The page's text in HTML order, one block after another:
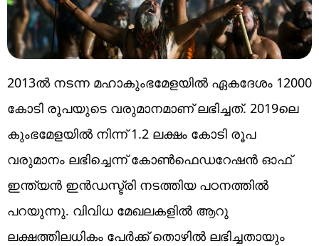
2013ല്‍ നടന്ന മഹാകുംഭമേളയില്‍ ഏകദേശം 12000
കോടി രൂപയുടെ വരുമാനമാണ് ലഭിച്ചത്. 2019ലെ
കുംഭമേളയില്‍ നിന്ന് 1.2 ലക്ഷം കോടി രൂപ
വരുമാനം ലഭിച്ചെന്ന് കോണ്‍ഫെഡറേഷന്‍ ഓഫ്
ഇന്ത്യന്‍ ഇന്‍ഡസ്ട്രി നടത്തിയ പഠനത്തില്‍
പറയുന്നു. വിവിധ മേഖലകളില്‍ ആറു
ലക്ഷത്തിലധികം പേര്‍ക്ക് തൊഴില്‍ ലഭിച്ചതായും